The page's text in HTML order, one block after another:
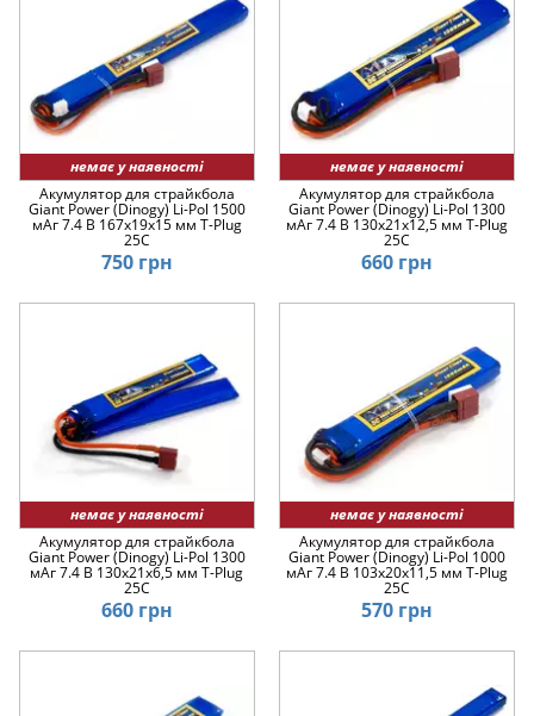
немає у наявності
Акумулятор для страйкбола
Giant Power (Dinogy) Li-Pol 1500
мАг 7.4 В 167x19x15 мм T-Plug
25C
750 грн
немає у наявності
Акумулятор для страйкбола
Giant Power (Dinogy) Li-Pol 1300
мАг 7.4 В 130x21x12,5 мм T-Plug
25C
660 грн
немає у наявності
Акумулятор для страйкбола
Giant Power (Dinogy) Li-Pol 1300
мАг 7.4 В 130x21x6,5 мм T-Plug
25C
660 грн
немає у наявності
Акумулятор для страйкбола
Giant Power (Dinogy) Li-Pol 1000
мАг 7.4 В 103x20x11,5 мм T-Plug
25C
570 грн